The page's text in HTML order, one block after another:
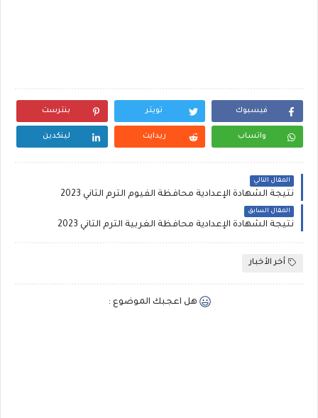
فيسبوك تويتر بنترست
واتساب ريدايت لينكدين
المقال التالي
نتيجة الشهادة الإعدادية محافظة الفيوم الترم الثاني 2023
المقال السابق
نتيجة الشهادة الإعدادية محافظة الغربية الترم الثاني 2023
أخر الأخبار
هل اعجبك الموضوع :